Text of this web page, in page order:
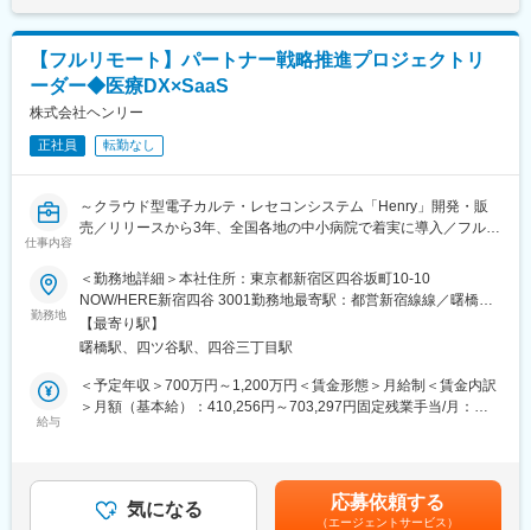
・会計システムおよび周辺オペレーションの整備
・監査法人対応
・経営陣向けレポーティング資料の作成
・各部門と連携した管理体制の構築・改善
・日常経理業務の運営および改善
・会計論点の整理および会計処理方針の検討
・税理士等の外部専門家との連携
・内部統制の整備・運用
・開示対応、IPO準備
キャリア構築が可能です
■ポジションの面白さ
・AI活用による業務自動化・高度化を積極的に推進しており、定
る環境があります
・監査法人レビュー対応の立ち上げや内部統制整備など、事業成
・財務会計実務に加え、業務プロセス設計やガバナンス強化な
ど、組織づくりにも携わることができます
【フルリモート】パートナー戦略推進プロジェクトリ
ーダー◆医療DX×SaaS
株式会社ヘンリー
正社員 転勤なし
仕事内容
～クラウド型電子カルテ・レセコンシステム「Henry」開発・販
売／リリースから3年、全国各地の中小病院で着実に導入／フルリ
【ポジション概要】
導入推進課は、Henryをより多くの病院へ届けるための導入体制
の構築・運営を担う組織です。本ポジションでは導入推進課のリ
ーダーとして、パートナー企業を活用した導入体制の立ち上げか
ら運用改善までを推進いただきます。
入社後はまず導入現場に入り、導入プロセスや顧客理解を深めて
ています。
勤務地
＜勤務地詳細＞本社住所：東京都新宿区四谷坂町10-10
NOW/HERE新宿四谷 3001勤務地最寄駅：都営新宿線線／曙橋駅
受動喫煙対策：敷地内全面禁煙
【最寄り駅】
曙橋駅、四ツ谷駅、四谷三丁目駅
給与
＜予定年収＞700万円～1,200万円＜賃金形態＞月給制＜賃金内訳
＞月額（基本給）：410,256円～703,297円固定残業手当/月：
面談を通じてスキル等をもとに決定します。賃金はあくまでも目
安の金額であり、選考を通じて上下する可能性があります。月給
気になる 応募依頼する
（エージェントサービス）